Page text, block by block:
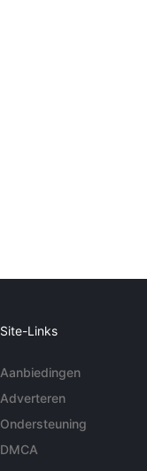
Site-Links
Aanbiedingen
Adverteren
Ondersteuning
DMCA